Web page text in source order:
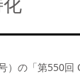
の「第550回